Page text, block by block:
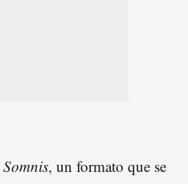
, un formato que se